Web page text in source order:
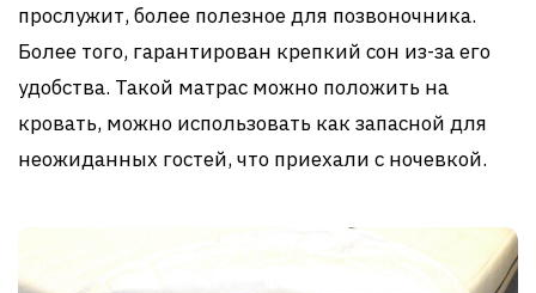
прослужит, более полезное для позвоночника.
Более того, гарантирован крепкий сон из-за его
удобства. Такой матрас можно положить на
кровать, можно использовать как запасной для
неожиданных гостей, что приехали с ночевкой.